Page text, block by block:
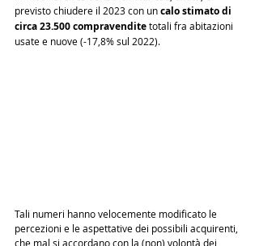
previsto chiudere il 2023 con un calo stimato di
circa 23.500 compravendite totali fra abitazioni
usate e nuove (-17,8% sul 2022).
Tali numeri hanno velocemente modificato le
percezioni e le aspettative dei possibili acquirenti,
che mal si accordano con la (non) volontà dei